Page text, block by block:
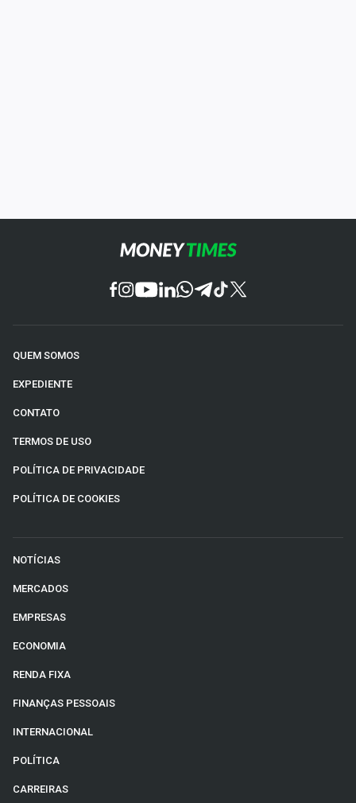
QUEM SOMOS
EXPEDIENTE
CONTATO
TERMOS DE USO
POLÍTICA DE PRIVACIDADE
POLÍTICA DE COOKIES
NOTÍCIAS
MERCADOS
EMPRESAS
ECONOMIA
RENDA FIXA
FINANÇAS PESSOAIS
INTERNACIONAL
POLÍTICA
CARREIRAS